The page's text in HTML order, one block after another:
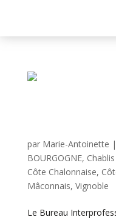
par Marie-Antoinette |
BOURGOGNE,
Côte Chalonnaise,
Mâconnais, Vignoble
Le Bureau